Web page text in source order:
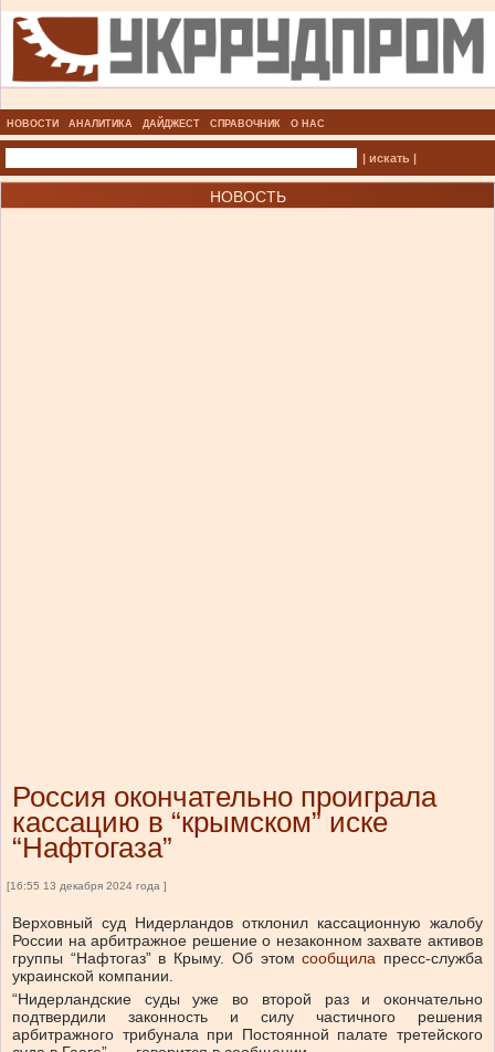
НОВОСТИ АНАЛИТИКА ДАЙДЖЕСТ СПРАВОЧНИК О НАС
| искать |
НОВОСТЬ
Россия окончательно проиграла
кассацию в “крымском” иске
“Нафтогаза”
[16:55 13 декабря 2024 года ]
Верховный суд Нидерландов отклонил кассационную жалобу
России на арбитражное решение о незаконном захвате активов
группы “Нафтогаз” в Крыму. Об этом сообщила пресс-служба
украинской компании.
“Нидерландские суды уже во второй раз и окончательно
подтвердили законность и силу частичного решения
арбитражного трибунала при Постоянной палате третейского